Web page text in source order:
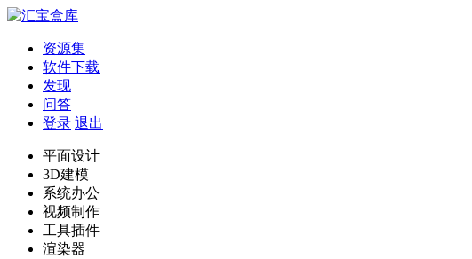
资源集
软件下载
发现
问答
登录 退出
平面设计
3D建模
系统办公
视频制作
工具插件
渲染器